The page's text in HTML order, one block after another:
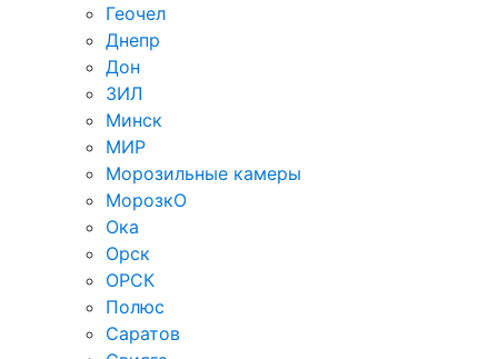
Геочел
Днепр
Дон
ЗИЛ
Минск
МИР
Морозильные камеры
МорозкО
Ока
Орск
ОРСК
Полюс
Саратов